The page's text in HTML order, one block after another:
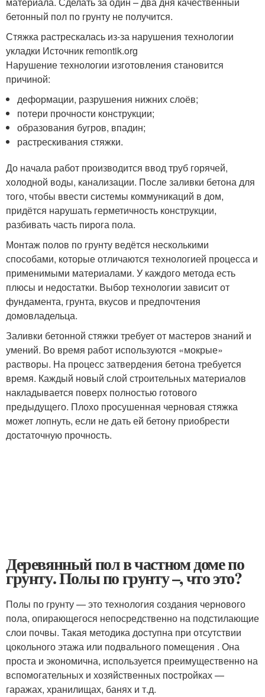
бетонный пол по грунту не получится.
Стяжка растрескалась из-за нарушения технологии
укладки Источник remontik.org
Нарушение технологии изготовления становится
причиной:
деформации, разрушения нижних слоёв;
потери прочности конструкции;
образования бугров, впадин;
растрескивания стяжки.
До начала работ производится ввод труб горячей,
холодной воды, канализации. После заливки бетона для
того, чтобы ввести системы коммуникаций в дом,
придётся нарушать герметичность конструкции,
разбивать часть пирога пола.
Монтаж полов по грунту ведётся несколькими
способами, которые отличаются технологией процесса и
применимыми материалами. У каждого метода есть
плюсы и недостатки. Выбор технологии зависит от
фундамента, грунта, вкусов и предпочтения
домовладельца.
Заливки бетонной стяжки требует от мастеров знаний и
умений. Во время работ используются «мокрые»
растворы. На процесс затвердения бетона требуется
время. Каждый новый слой строительных материалов
накладывается поверх полностью готового
предыдущего. Плохо просушенная черновая стяжка
может лопнуть, если не дать ей бетону приобрести
достаточную прочность.
Деревянный пол в частном доме по
грунту. Полы по грунту –, что это?
Полы по грунту — это технология создания чернового
пола, опирающегося непосредственно на подстилающие
слои почвы. Такая методика доступна при отсутствии
цокольного этажа или подвального помещения . Она
проста и экономична, используется преимущественно на
вспомогательных и хозяйственных постройках —
гаражах, хранилищах, банях и т.д.